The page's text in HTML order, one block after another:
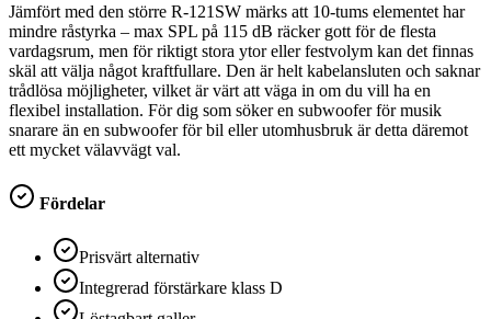
Jämfört med den större R-121SW märks att 10-tums elementet har
mindre råstyrka – max SPL på 115 dB räcker gott för de flesta
vardagsrum, men för riktigt stora ytor eller festvolym kan det finnas
skäl att välja något kraftfullare. Den är helt kabelansluten och saknar
trådlösa möjligheter, vilket är värt att väga in om du vill ha en
flexibel installation. För dig som söker en subwoofer för musik
snarare än en subwoofer för bil eller utomhusbruk är detta däremot
ett mycket välavvägt val.
Fördelar
Prisvärt alternativ
Integrerad förstärkare klass D